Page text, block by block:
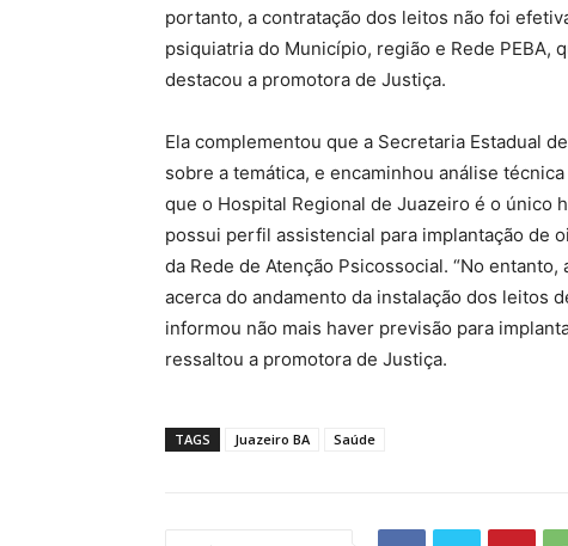
portanto, a contratação dos leitos não foi
psiquiatria do Município, região e Rede PEBA,
destacou a promotora de Justiça.
Ela complementou que a Secretaria Estadual
sobre a temática, e encaminhou análise
que o Hospital Regional de Juazeiro é o único
possui perfil assistencial para implantação de
da Rede de Atenção Psicossocial. “No
acerca do andamento da instalação dos leitos
informou não mais haver previsão para
ressaltou a promotora de Justiça.
TAGS Juazeiro BA Saúde